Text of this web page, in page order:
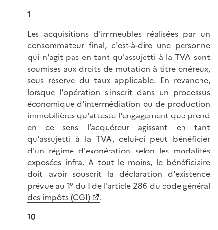
1
Les acquisitions d'immeubles réalisées par un
consommateur final, c'est-à-dire une personne
qui n'agit pas en tant qu'assujetti à la TVA sont
soumises aux droits de mutation à titre onéreux,
sous réserve du taux applicable. En revanche,
lorsque l'opération s'inscrit dans un processus
économique d'intermédiation ou de production
immobilières qu'atteste l'engagement que prend
en ce sens l'acquéreur agissant en tant
qu'assujetti à la TVA, celui-ci peut bénéficier
d'un régime d'exonération selon les modalités
exposées infra. A tout le moins, le bénéficiaire
doit avoir souscrit la déclaration d'existence
prévue au 1° du I de l'article 286 du code général
des impôts (CGI)
.
10